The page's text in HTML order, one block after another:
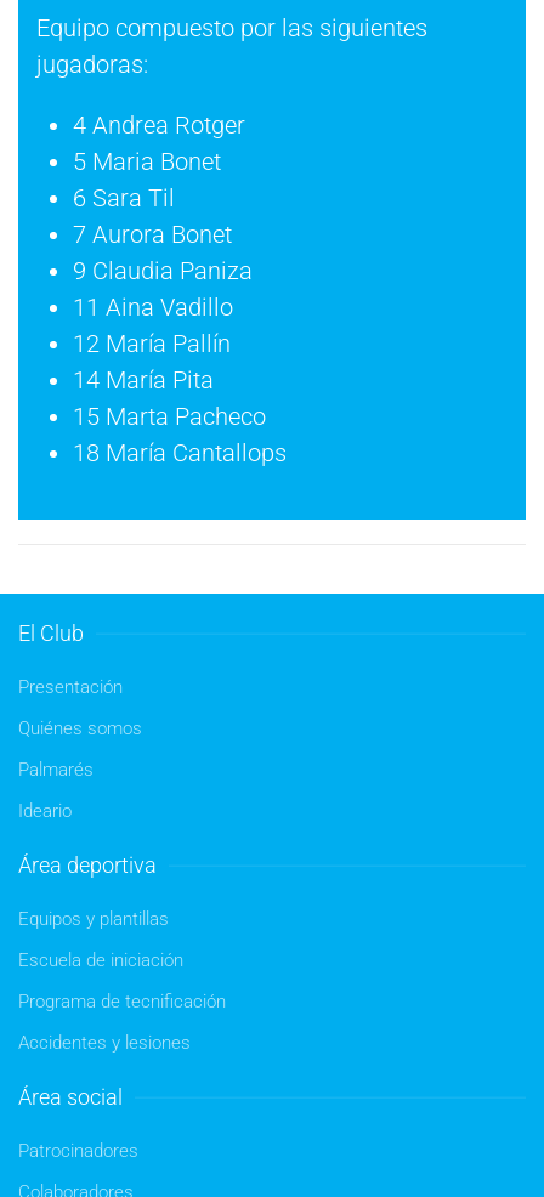
Equipo compuesto por las siguientes
jugadoras:
4 Andrea Rotger
5 Maria Bonet
6 Sara Til
7 Aurora Bonet
9 Claudia Paniza
11 Aina Vadillo
12 María Pallín
14 María Pita
15 Marta Pacheco
18 María Cantallops
El Club
Presentación
Quiénes somos
Palmarés
Ideario
Área deportiva
Equipos y plantillas
Escuela de iniciación
Programa de tecnificación
Accidentes y lesiones
Área social
Patrocinadores